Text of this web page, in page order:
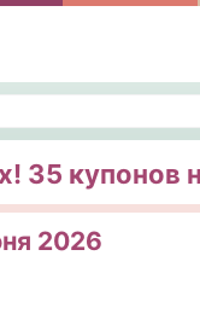
35 купонов
2026